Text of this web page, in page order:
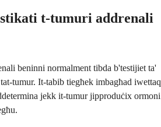
t-tumuri addrenali
beninni normalment tibda b'testijiet ta'
tumur. It-tabib tiegħek imbagħad iwettaq
jekk it-tumur jipproduċix ormoni